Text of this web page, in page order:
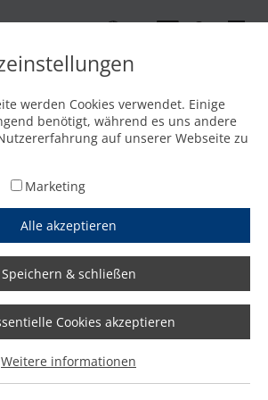
Remmert SortFLEX
|
für
werden Cookies verwendet. Einige
benötigt, während es uns andere
auf unserer Webseite zu
Marketing
Alle akzeptieren
Speichern & schließen
Cookies akzeptieren
Weitere informationen